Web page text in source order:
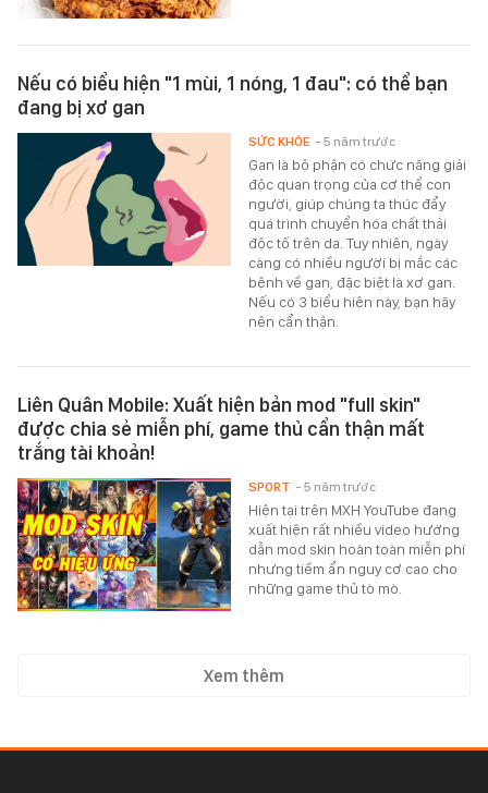
Nếu có biểu hiện "1 mùi, 1 nóng, 1 đau": có thể bạn
đang bị xơ gan
Gan là bộ phận có chức năng giải
độc quan trọng của cơ thể con
người, giúp chúng ta thúc đẩy
quá trình chuyển hóa chất thải
độc tố trên da. Tuy nhiên, ngày
càng có nhiều người bị mắc các
bệnh về gan, đặc biệt là xơ gan.
Nếu có 3 biểu hiện này, bạn hãy
nên cẩn thận.
SỨC KHỎE - 5 năm trước
Liên Quân Mobile: Xuất hiện bản mod "full skin"
được chia sẻ miễn phí, game thủ cẩn thận mất
trắng tài khoản!
Hiện tại trên MXH YouTube đang
xuất hiện rất nhiều video hướng
dẫn mod skin hoàn toàn miễn phí
nhưng tiềm ẩn nguy cơ cao cho
những game thủ tò mò.
SPORT - 5 năm trước
Xem thêm